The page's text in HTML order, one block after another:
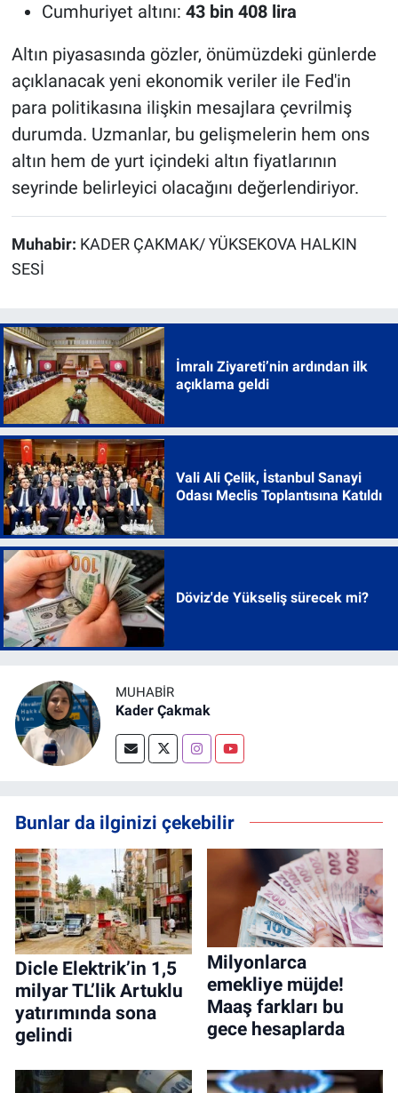
Cumhuriyet altını: 43 bin 408 lira
Altın piyasasında gözler, önümüzdeki günlerde
açıklanacak yeni ekonomik veriler ile Fed'in
para politikasına ilişkin mesajlara çevrilmiş
durumda. Uzmanlar, bu gelişmelerin hem ons
altın hem de yurt içindeki altın fiyatlarının
seyrinde belirleyici olacağını değerlendiriyor.
Muhabir: KADER ÇAKMAK/ YÜKSEKOVA HALKIN
SESİ
İmralı Ziyareti’nin ardından ilk
açıklama geldi
Vali Ali Çelik, İstanbul Sanayi
Odası Meclis Toplantısına Katıldı
Döviz'de Yükseliş sürecek mi?
MUHABİR
Kader Çakmak
Bunlar da ilginizi çekebilir
Dicle Elektrik’in 1,5
milyar TL’lik Artuklu
yatırımında sona
gelindi
Milyonlarca
emekliye müjde!
Maaş farkları bu
gece hesaplarda